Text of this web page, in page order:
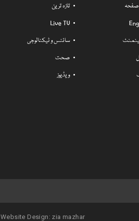
صفحہ
تازہ ترین
Live TV
سائنس و ٹیکنالوجی
صحت
ویڈیوز
Website Design: zia mazhar